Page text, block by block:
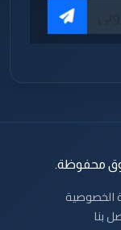
الخصوصية
بنا